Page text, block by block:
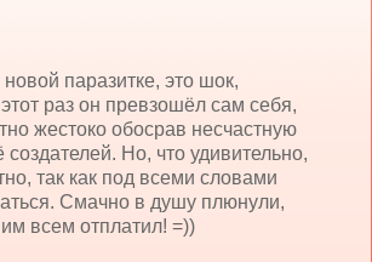
паразитке, это шок,
раз он превзошёл сам себя,
жестоко обосрав несчастную
создателей. Но, что удивительно,
так как под всеми словами
Смачно в душу плюнули,
всем отплатил! =))